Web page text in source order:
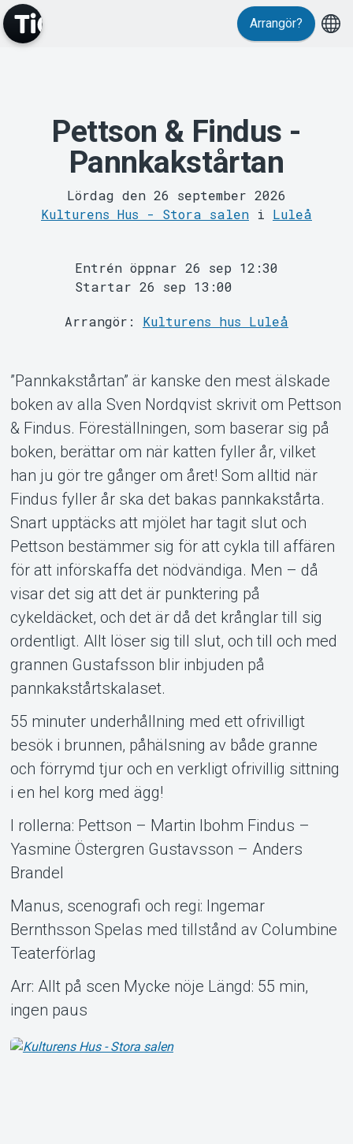
MyTickster
Om Tickster
Arrangör?
Pettson & Findus -
Pannkakstårtan
Lördag den 26 september 2026
Kulturens Hus - Stora salen i Luleå
Entrén öppnar 26 sep 12:30
Startar 26 sep 13:00
Arrangör: Kulturens hus Luleå
”Pannkakstårtan” är kanske den mest älskade
boken av alla Sven Nordqvist skrivit om Pettson
& Findus. Föreställningen, som baserar sig på
boken, berättar om när katten fyller år, vilket
han ju gör tre gånger om året! Som alltid när
Findus fyller år ska det bakas pannkakstårta.
Snart upptäcks att mjölet har tagit slut och
Pettson bestämmer sig för att cykla till affären
för att införskaffa det nödvändiga. Men – då
visar det sig att det är punktering på
cykeldäcket, och det är då det krånglar till sig
ordentligt. Allt löser sig till slut, och till och med
grannen Gustafsson blir inbjuden på
pannkakstårtskalaset.
55 minuter underhållning med ett ofrivilligt
besök i brunnen, påhälsning av både granne
och förrymd tjur och en verkligt ofrivillig sittning
i en hel korg med ägg!
I rollerna: Pettson – Martin Ibohm Findus –
Yasmine Östergren Gustavsson – Anders
Brandel
Manus, scenografi och regi: Ingemar
Bernthsson Spelas med tillstånd av Columbine
Teaterförlag
Arr: Allt på scen Mycke nöje Längd: 55 min,
ingen paus